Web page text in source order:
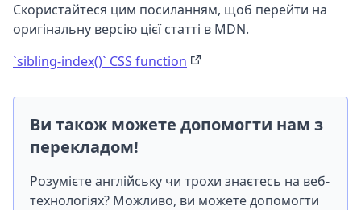
Скористайтеся цим посиланням, щоб перейти на
оригінальну версію цієї статті в MDN.
`sibling-index()` CSS function
Ви також можете допомогти нам з
перекладом!
Розумієте англійську чи трохи знаєтесь на веб-
технологіях? Можливо, ви можете допомогти